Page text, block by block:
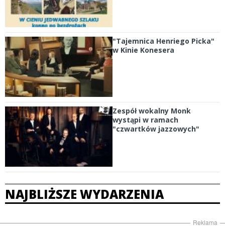
"Tajemnica Henriego Picka"
w Kinie Konesera
Zespół wokalny Monk
wystąpi w ramach
"czwartków jazzowych"
NAJBLIŻSZE WYDARZENIA
Reklama